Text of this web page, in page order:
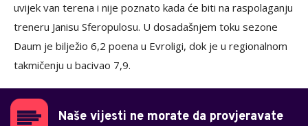
uvijek van terena i nije poznato kada će biti na raspolaganju
treneru Janisu Sferopulosu. U dosadašnjem toku sezone
Daum je bilježio 6,2 poena u Evroligi, dok je u regionalnom
takmičenju u bacivao 7,9.
Naše vijesti ne morate da provjeravate